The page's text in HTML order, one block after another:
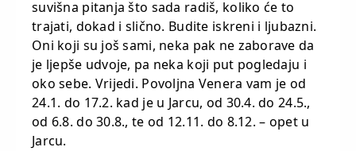
suvišna pitanja što sada radiš, koliko će to
trajati, dokad i slično. Budite iskreni i ljubazni.
Oni koji su još sami, neka pak ne zaborave da
je ljepše udvoje, pa neka koji put pogledaju i
oko sebe. Vrijedi. Povoljna Venera vam je od
24.1. do 17.2. kad je u Jarcu, od 30.4. do 24.5.,
od 6.8. do 30.8., te od 12.11. do 8.12. – opet u
Jarcu.